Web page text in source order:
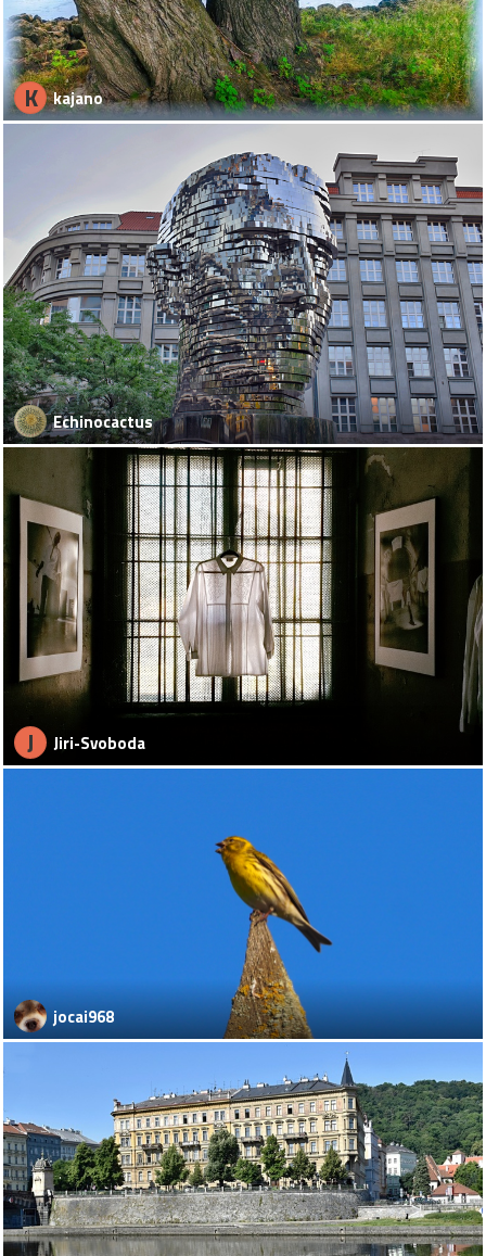
K kajano
Echinocactus
J Jiri-Svoboda
jocai968